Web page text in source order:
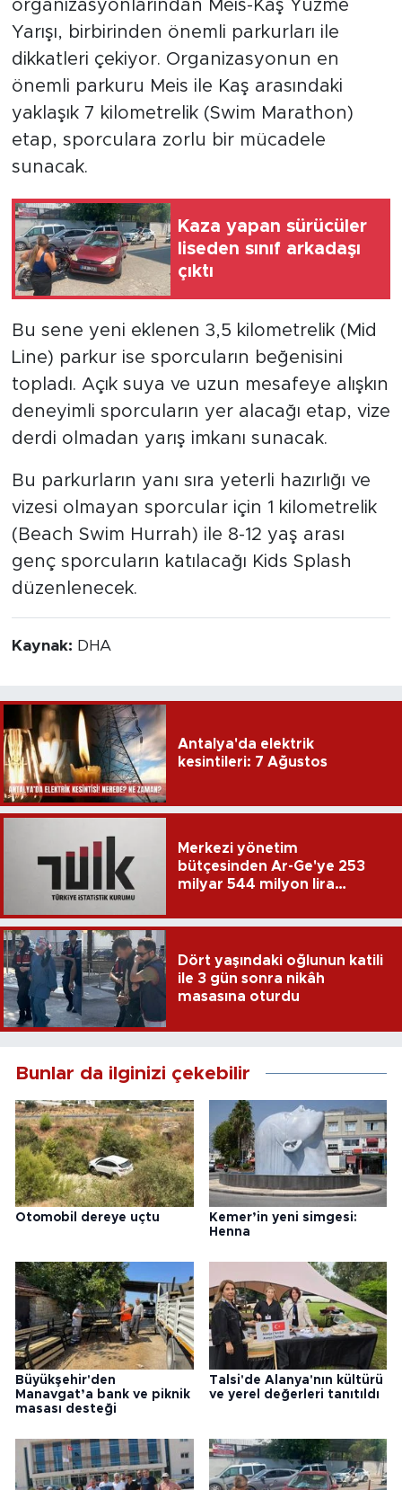
organizasyonlarından Meis-Kaş Yüzme
Yarışı, birbirinden önemli parkurları ile
dikkatleri çekiyor. Organizasyonun en
önemli parkuru Meis ile Kaş arasındaki
yaklaşık 7 kilometrelik (Swim Marathon)
etap, sporculara zorlu bir mücadele
sunacak.
Kaza yapan sürücüler
liseden sınıf arkadaşı
çıktı
Bu sene yeni eklenen 3,5 kilometrelik (Mid
Line) parkur ise sporcuların beğenisini
topladı. Açık suya ve uzun mesafeye alışkın
deneyimli sporcuların yer alacağı etap, vize
derdi olmadan yarış imkanı sunacak.
Bu parkurların yanı sıra yeterli hazırlığı ve
vizesi olmayan sporcular için 1 kilometrelik
(Beach Swim Hurrah) ile 8-12 yaş arası
genç sporcuların katılacağı Kids Splash
düzenlenecek.
Kaynak: DHA
Antalya'da elektrik
kesintileri: 7 Ağustos
Merkezi yönetim
bütçesinden Ar-Ge'ye 253
milyar 544 milyon lira
Dört yaşındaki oğlunun katili
ile 3 gün sonra nikâh
masasına oturdu
Bunlar da ilginizi çekebilir
Otomobil dereye uçtu
Kemer’in yeni simgesi:
Henna
Büyükşehir'den
Manavgat’a bank ve piknik
masası desteği
Talsi'de Alanya'nın kültürü
ve yerel değerleri tanıtıldı